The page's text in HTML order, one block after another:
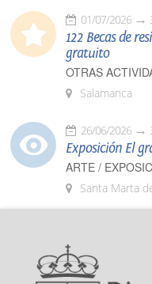
01/07/2026
122 Becas de
gratuito
OTRAS
Salamanca
26/06/2026
Exposición El
ARTE /
Santa Marta